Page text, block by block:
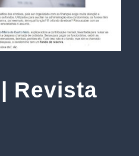
Revista